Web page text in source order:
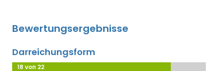
Bewertungsergebnisse
Darreichungsform
18 von 22